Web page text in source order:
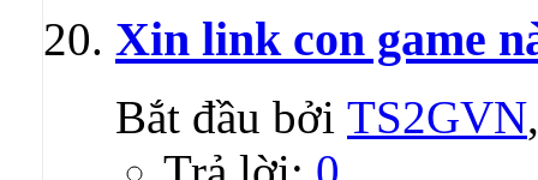
Xin link con game
Bắt đầu bởi TS2GVN